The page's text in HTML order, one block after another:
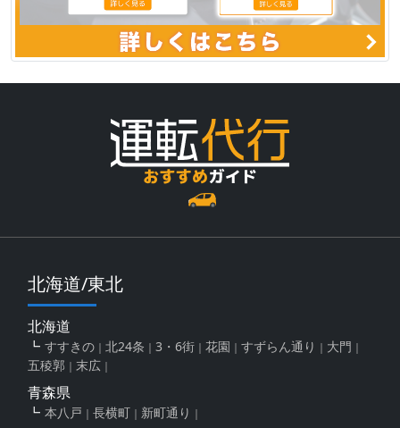
北海道/東北
北海道
すすきの 北24条 3・6街 花園 すずらん通り
大門
五稜郭
末広
青森県
本八戸 長横町 新町通り